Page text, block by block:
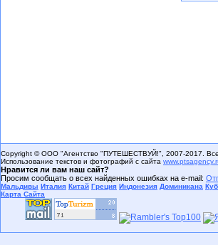
Copyright © ООО "Агентство "ПУТЕШЕСТВУЙ!", 2007-2017.
Использование текстов и фотографий с сайта
Нравится ли вам наш сайт?
Просим сообщать о всех найденных ошибках на e-mail:
Мальдивы Италия Китай Греция Индонезия Доминикана
Карта Сайта